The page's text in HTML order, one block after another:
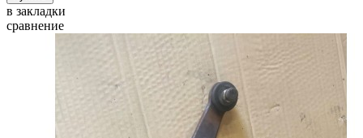
в закладки
сравнение